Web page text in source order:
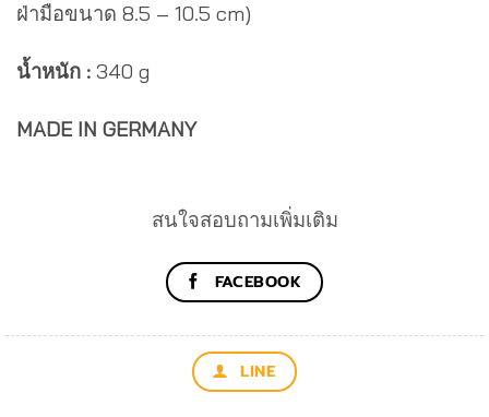
ฝ่ามือขนาด 8.5 – 10.5 cm)
น้ำหนัก : 340 g
MADE IN GERMANY
สนใจสอบถามเพิ่มเติม
FACEBOOK
LINE